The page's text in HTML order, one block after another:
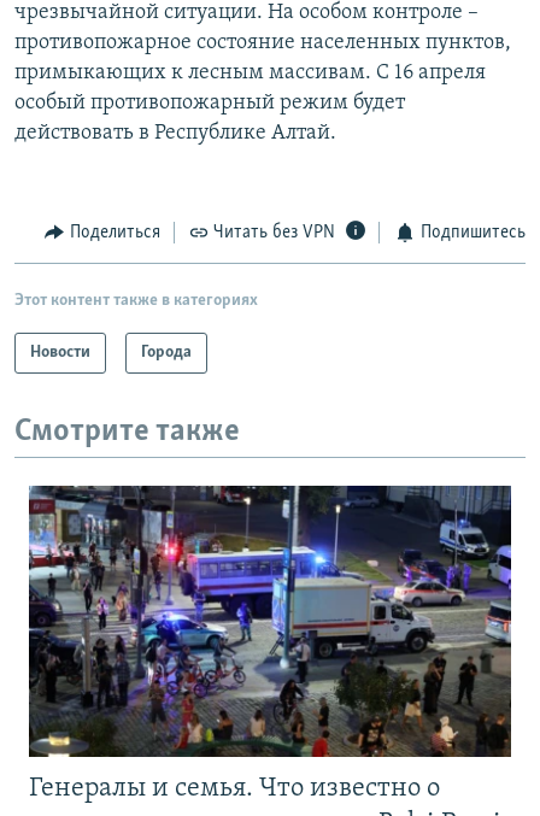
чрезвычайной ситуации. На особом контроле –
противопожарное состояние населенных пунктов,
примыкающих к лесным массивам. С 16 апреля
особый противопожарный режим будет
действовать в Республике Алтай.
Поделиться Читать без VPN Подпишитесь
Этот контент также в категориях
Новости Города
Смотрите также
Генералы и семья. Что известно о